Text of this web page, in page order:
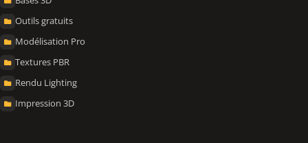
Outils gratuits
Modélisation Pro
Textures PBR
Rendu Lighting
Impression 3D